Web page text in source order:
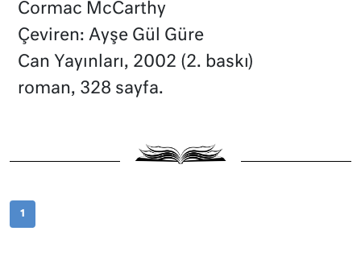
Cormac McCarthy
Çeviren: Ayşe Gül Güre
Can Yayınları, 2002 (2. baskı)
roman, 328 sayfa.
1